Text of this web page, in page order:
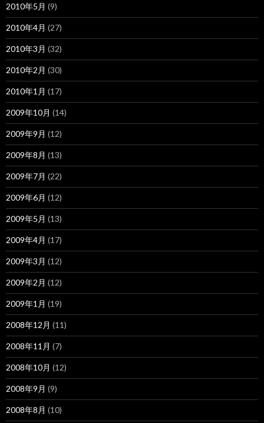
2010年5月 (9)
2010年4月 (27)
2010年3月 (32)
2010年2月 (30)
2010年1月 (17)
2009年10月 (14)
2009年9月 (12)
2009年8月 (13)
2009年7月 (22)
2009年6月 (12)
2009年5月 (13)
2009年4月 (17)
2009年3月 (12)
2009年2月 (12)
2009年1月 (19)
2008年12月 (11)
2008年11月 (7)
2008年10月 (12)
2008年9月 (9)
2008年8月 (10)